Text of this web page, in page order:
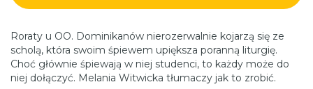
Roraty u OO. Dominikanów nierozerwalnie kojarzą się ze
scholą, która swoim śpiewem upiększa poranną liturgię.
Choć głównie śpiewają w niej studenci, to każdy może do
niej dołączyć. Melania Witwicka tłumaczy jak to zrobić.